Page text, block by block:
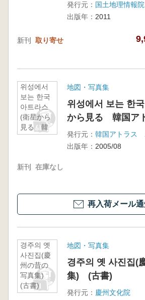
発行元： 国土地理情報院
出版年： 2011
新刊 取り寄せ
위성에서
보는 한국
아트라스
(衛星から
見る 韓
国アトラ
地図・写真集
위성에서 보는 한
から見る 韓国ア
発行元： 韓国アトラス
出版年： 2005/08
新刊 在庫なし
再入荷メール
경주의 옛
사진집(慶
州の昔の
写真集)
(古書)
地図・写真集
경주의 옛 사진집(
集) (古書)
発行元： 慶州文化院